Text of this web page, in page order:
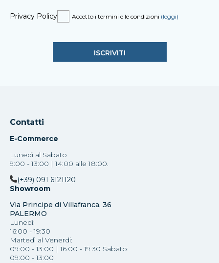
Privacy Policy Accetto i termini e le condizioni (leggi)
Contatti
E-Commerce
Lunedì al Sabato
9:00 - 13:00 | 14:00 alle 18:00.
(+39) 091 6121120
Showroom
Via Principe di Villafranca, 36
PALERMO
Lunedì:
16:00 - 19:30
Martedì al Venerdi:
09:00 - 13:00 | 16:00 - 19:30 Sabato:
09:00 - 13:00